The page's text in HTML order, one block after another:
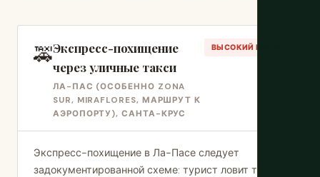
🚕Экспресс-похищение
через уличные такси
ЛА-ПАС (ОСОБЕННО ZONA
SUR, MIRAFLORES, МАРШРУТ К
АЭРОПОРТУ), САНТА-КРУС
ВЫСОКИЙ РИСК
Экспресс-похищение в Ла-Пасе следует
задокументированной схеме: турист ловит то, что